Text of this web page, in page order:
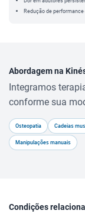
Redução de
Abordagem na
Integramos
conforme sua
Osteopatia Cadeias
Manipulações manuais
Condições